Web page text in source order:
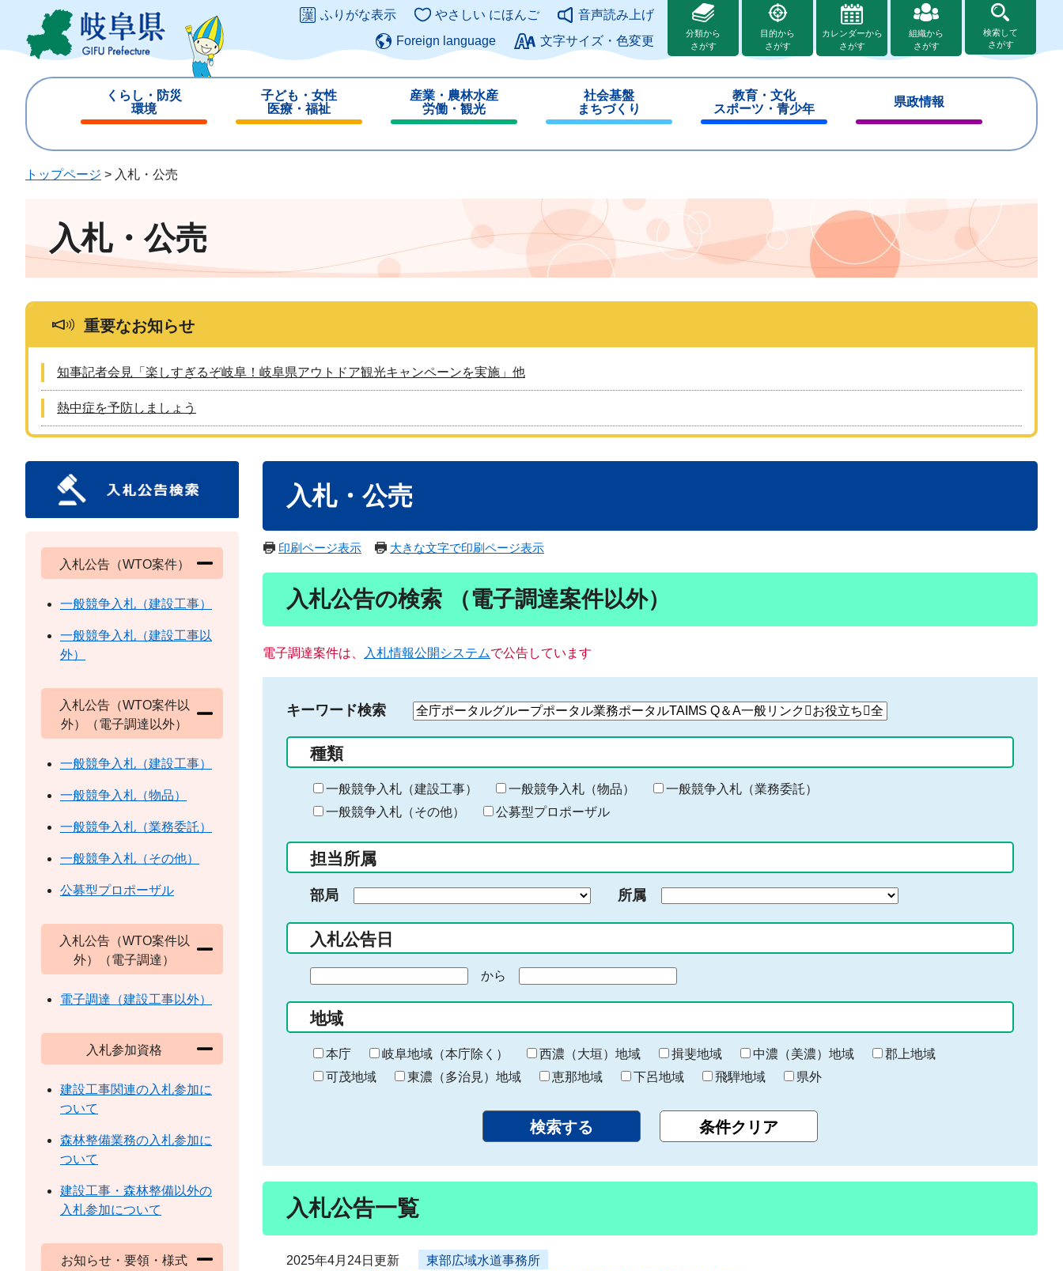
ジ
ュ
このページの本文へ
ふりがな表示 やさしい にほんご
音声読み上げ
Foreign language
文字サイズ・色変更
分類から
さがす
目的から
さがす
カレンダーから
さがす
組織から
さがす
検索して
さがす
くらし・防災
環境
じ
子ども・女性
医療・福祉
じ
産業・農林水産
労働・観光
じ
社会基盤
まちづくり
じ
教育・文化
スポーツ・青少年
じ
県政情報
じ
トップページ > 入札・公売
入札・公売
重要なお知らせ
知事記者会見「楽しすぎるぞ岐阜！岐阜県アウトドア観光キャンペーンを実施」他
熱中症を予防しましょう
入札・公売
印刷ページ表示 大きな文字で印刷ページ表示
入札公告の検索 （電子調達案件以外）
電子調達案件は、 入札情報公開システムで公告しています
キーワード検索
検
る
キ
ー
ー
入
力
種類
一般競争入札（建設工事） 一般競争入札（物品）
一般競争入札（業務委託）
一般競争入札（その他）
公募型プロポーザル
担当所属
部局 所属
入札公告日
の
始
ま
り
から
終
わ
り
地域
本庁 岐阜地域（本庁除く） 西濃（大垣）地域 揖斐地域 中濃（美濃）地域
郡上地域
可茂地域
東濃（多治見）地域 恵那地域 下呂地域 飛騨地域 県外
入札公告一覧
2025年4月24日更新 東部広域水道事務所
入札公告（WTO案件）
一般競争入札（建設工事）
一般競争入札（建設工事以
外）
入札公告（WTO案件以
外）（電子調達以外）
一般競争入札（建設工事）
一般競争入札（物品）
一般競争入札（業務委託）
一般競争入札（その他）
公募型プロポーザル
入札公告（WTO案件以
外）（電子調達）
電子調達（建設工事以外）
入札参加資格
建設工事関連の入札参加に
ついて
森林整備業務の入札参加に
ついて
建設工事・森林整備以外の
入札参加について
お知らせ・要領・様式